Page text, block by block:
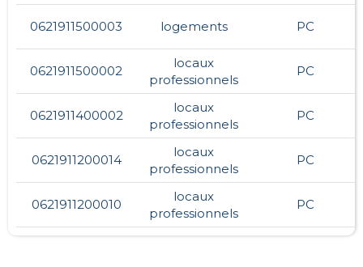
0621911500003 logements PC
0621911500002
locaux
professionnels
PC
0621911400002
locaux
professionnels
PC
0621911200014
locaux
professionnels
PC
0621911200010
locaux
professionnels
PC